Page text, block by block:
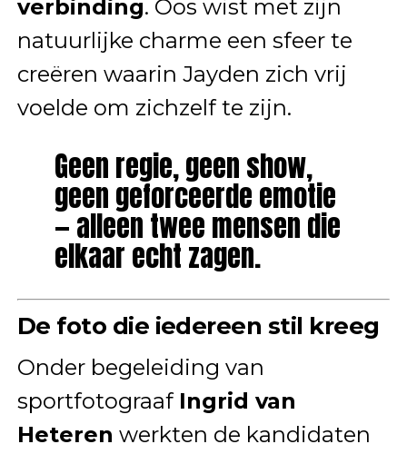
verbinding. Oos wist met zijn
natuurlijke charme een sfeer te
creëren waarin Jayden zich vrij
voelde om zichzelf te zijn.
Geen regie, geen show,
geen geforceerde emotie
— alleen twee mensen die
elkaar echt zagen.
De foto die iedereen stil kreeg
Onder begeleiding van
sportfotograaf Ingrid van
Heteren werkten de kandidaten